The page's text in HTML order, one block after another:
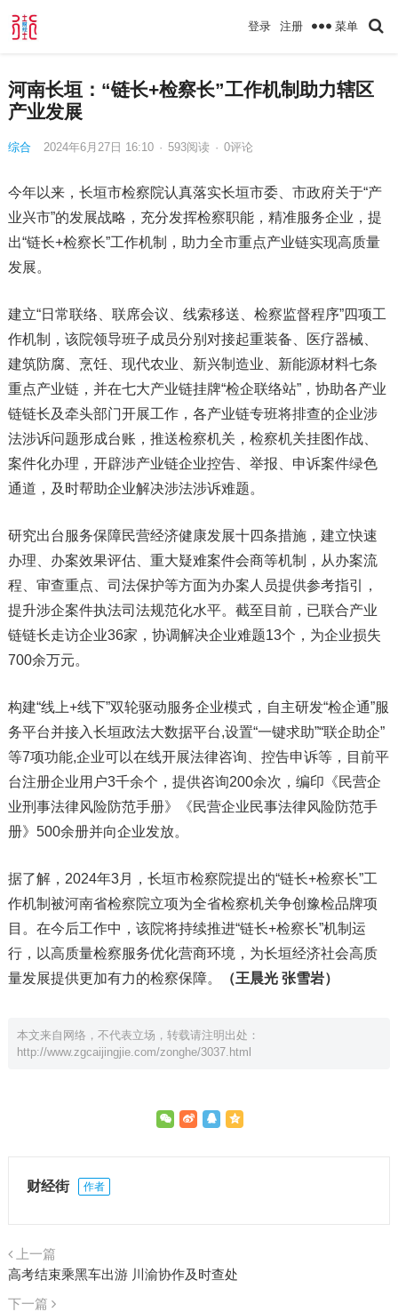
登录 注册 菜单
河南长垣：“链长+检察长”工作机制助力辖区
产业发展
综合 2024年6月27日 16:10 · 593阅读 · 0评论
今年以来，长垣市检察院认真落实长垣市委、市政府关于“产
业兴市”的发展战略，充分发挥检察职能，精准服务企业，提
出“链长+检察长”工作机制，助力全市重点产业链实现高质量
发展。
建立“日常联络、联席会议、线索移送、检察监督程序”四项工
作机制，该院领导班子成员分别对接起重装备、医疗器械、
建筑防腐、烹饪、现代农业、新兴制造业、新能源材料七条
重点产业链，并在七大产业链挂牌“检企联络站”，协助各产业
链链长及牵头部门开展工作，各产业链专班将排查的企业涉
法涉诉问题形成台账，推送检察机关，检察机关挂图作战、
案件化办理，开辟涉产业链企业控告、举报、申诉案件绿色
通道，及时帮助企业解决涉法涉诉难题。
研究出台服务保障民营经济健康发展十四条措施，建立快速
办理、办案效果评估、重大疑难案件会商等机制，从办案流
程、审查重点、司法保护等方面为办案人员提供参考指引，
提升涉企案件执法司法规范化水平。截至目前，已联合产业
链链长走访企业36家，协调解决企业难题13个，为企业损失
700余万元。
构建“线上+线下”双轮驱动服务企业模式，自主研发“检企通”服
务平台并接入长垣政法大数据平台,设置“一键求助”“联企助企”
等7项功能,企业可以在线开展法律咨询、控告申诉等，目前平
台注册企业用户3千余个，提供咨询200余次，编印《民营企
业刑事法律风险防范手册》《民营企业民事法律风险防范手
册》500余册并向企业发放。
据了解，2024年3月，长垣市检察院提出的“链长+检察长”工
作机制被河南省检察院立项为全省检察机关争创豫检品牌项
目。在今后工作中，该院将持续推进“链长+检察长”机制运
行，以高质量检察服务优化营商环境，为长垣经济社会高质
量发展提供更加有力的检察保障。
（王晨光 张雪岩）
本文来自网络，不代表立场，转载请注明出处：
http://www.zgcaijingjie.com/zonghe/3037.html
财经街 作者
上一篇
高考结束乘黑车出游 川渝协作及时查处
下一篇